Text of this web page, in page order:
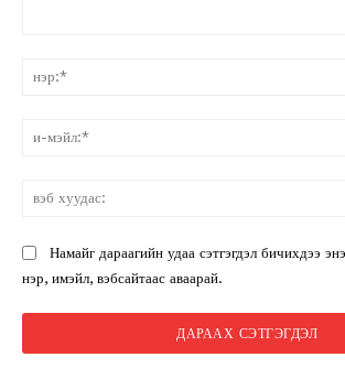
Намайг дараагийн удаа сэтгэгдэл бичихдээ
нэр, имэйл, вэбсайтаас аваарай.